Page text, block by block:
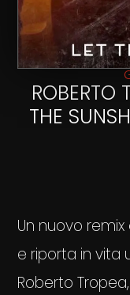
ROBERTO
THE
Un nuovo
e riporta in vita
Roberto